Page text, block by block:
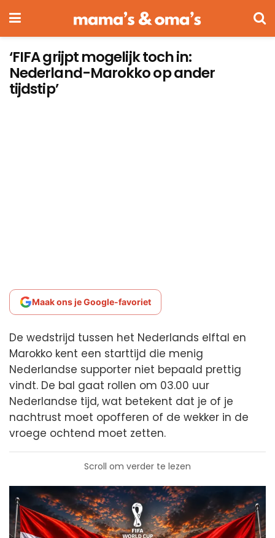
‘FIFA grijpt mogelijk toch in:
Nederland-Marokko op ander
tijdstip’
Maak ons je Google-favoriet
De wedstrijd tussen het Nederlands elftal en
Marokko kent een starttijd die menig
Nederlandse supporter niet bepaald prettig
vindt. De bal gaat rollen om 03.00 uur
Nederlandse tijd, wat betekent dat je of je
nachtrust moet opofferen of de wekker in de
vroege ochtend moet zetten.
Scroll om verder te lezen